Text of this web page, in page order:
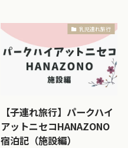
乳児連れ旅行
【子連れ旅行】パークハイ
アットニセコHANAZONO
宿泊記（施設編）